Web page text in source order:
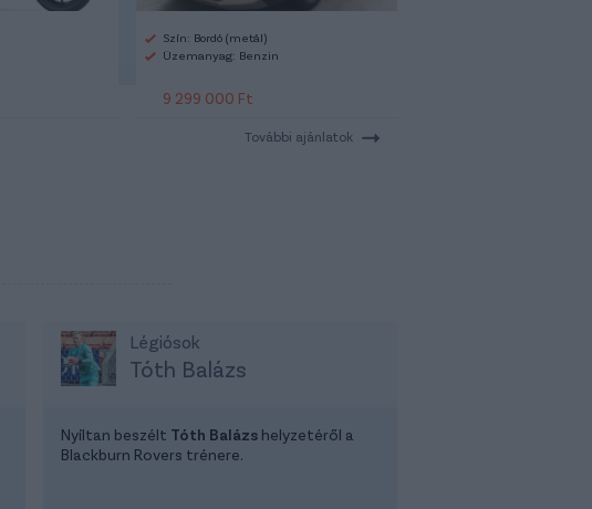
Szín: Bordó (metál)
Üzemanyag: Benzin
9 299 000 Ft
További ajánlatok
Légiósok
Tóth Balázs
Nyíltan beszélt Tóth Balázs helyzetéről a
Blackburn Rovers trénere.